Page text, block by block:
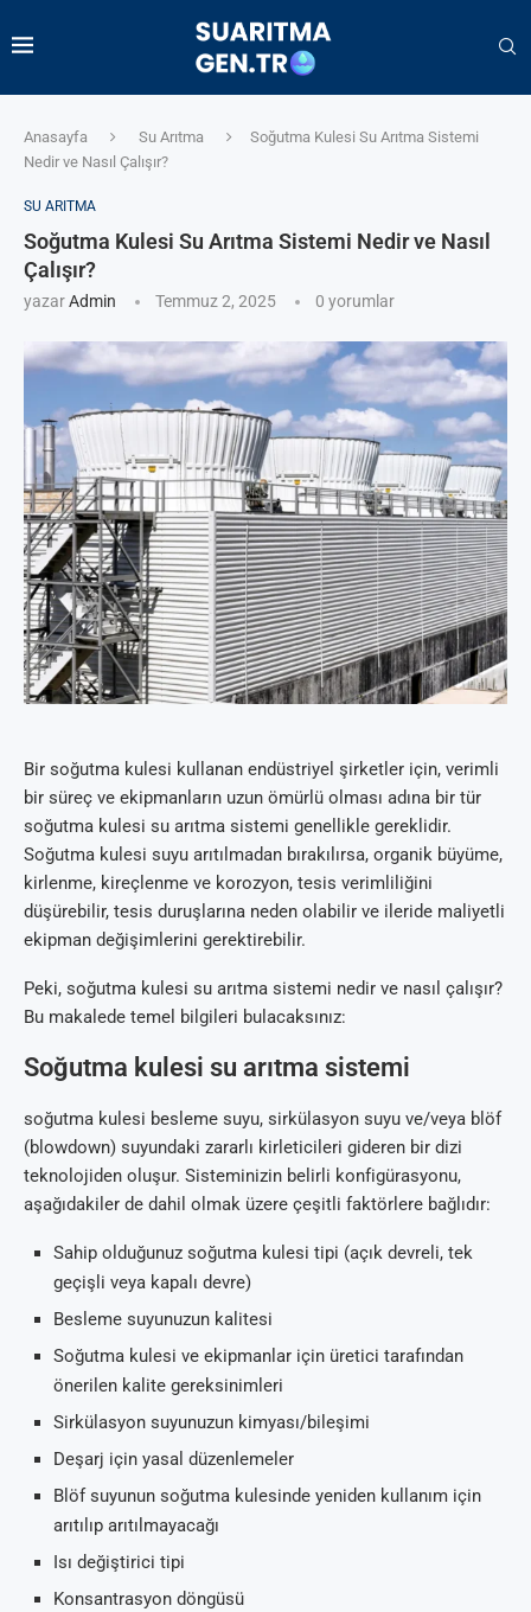
Anasayfa Su Arıtma
Soğutma Kulesi Su Arıtma Sistemi
Nedir ve Nasıl Çalışır?
SU ARITMA
Soğutma Kulesi Su Arıtma Sistemi Nedir ve Nasıl
Çalışır?
yazarAdmin Temmuz 2, 2025 0 yorumlar
Bir soğutma kulesi kullanan endüstriyel şirketler için, verimli
bir süreç ve ekipmanların uzun ömürlü olması adına bir tür
soğutma kulesi su arıtma sistemi genellikle gereklidir.
Soğutma kulesi suyu arıtılmadan bırakılırsa, organik büyüme,
kirlenme, kireçlenme ve korozyon, tesis verimliliğini
düşürebilir, tesis duruşlarına neden olabilir ve ileride maliyetli
ekipman değişimlerini gerektirebilir.
Peki, soğutma kulesi su arıtma sistemi nedir ve nasıl çalışır?
Bu makalede temel bilgileri bulacaksınız:
Soğutma kulesi su arıtma sistemi
soğutma kulesi besleme suyu, sirkülasyon suyu ve/veya blöf
(blowdown) suyundaki zararlı kirleticileri gideren bir dizi
teknolojiden oluşur. Sisteminizin belirli konfigürasyonu,
aşağıdakiler de dahil olmak üzere çeşitli faktörlere bağlıdır:
Sahip olduğunuz soğutma kulesi tipi (açık devreli, tek
geçişli veya kapalı devre)
Besleme suyunuzun kalitesi
Soğutma kulesi ve ekipmanlar için üretici tarafından
önerilen kalite gereksinimleri
Sirkülasyon suyunuzun kimyası/bileşimi
Deşarj için yasal düzenlemeler
Blöf suyunun soğutma kulesinde yeniden kullanım için
arıtılıp arıtılmayacağı
Isı değiştirici tipi
Konsantrasyon döngüsü